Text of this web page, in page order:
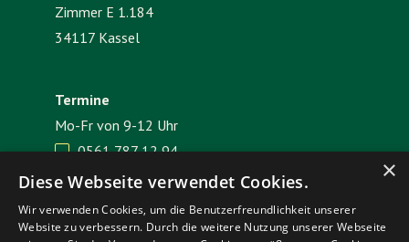
Zimmer E 1.184
34117 Kassel
Termine
Mo-Fr von 9-12 Uhr
 0561 787 12 94
 E-Mail senden ×
Diese Webseite verwendet Cookies.
Wir verwenden Cookies, um die Benutzerfreundlichkeit unserer
Website zu verbessern. Durch die weitere Nutzung unserer Webseite